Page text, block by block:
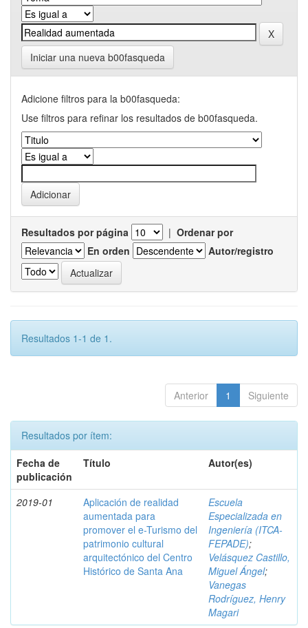
Iniciar una nueva b00fasqueda
Adicione filtros para la b00fasqueda:
Use filtros para refinar los resultados de b00fasqueda.
Resultados por página | Ordenar por
En orden
Autor/registro
Resultados 1-1 de 1.
Anterior 1 Siguiente
Resultados por ítem:
Fecha de
publicación
Título Autor(es)
2019-01
Aplicación de realidad
aumentada para
promover el e-Turismo del
patrimonio cultural
arquitectónico del Centro
Histórico de Santa Ana
Escuela
Especializada en
Ingeniería (ITCA-
FEPADE);
Velásquez Castillo,
Miguel Ángel;
Vanegas
Rodríguez, Henry
Magari